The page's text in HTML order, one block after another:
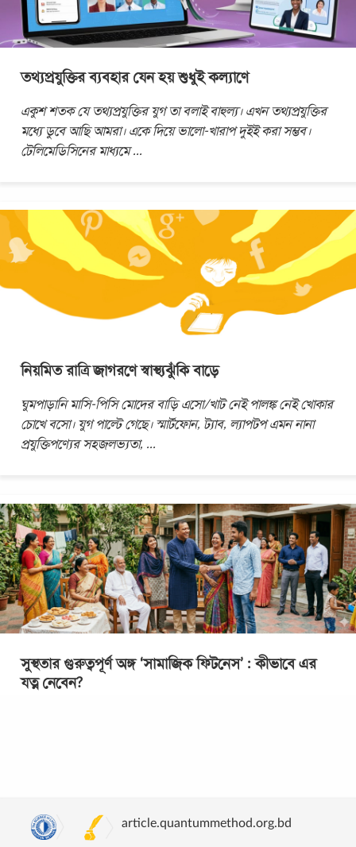
তথ্যপ্রযুক্তির ব্যবহার যেন হয় শুধুই কল্যাণে
একুশ শতক যে তথ্যপ্রযুক্তির যুগ তা বলাই বাহুল্য। এখন তথ্যপ্রযুক্তির
মধ্যে ডুবে আছি আমরা। একে দিয়ে ভালো-খারাপ দুইই করা সম্ভব।
টেলিমেডিসিনের মাধ্যমে...
নিয়মিত রাত্রি জাগরণে স্বাস্থ্যঝুঁকি বাড়ে
ঘুমপাড়ানি মাসি-পিসি মোদের বাড়ি এসো/খাট নেই পালঙ্ক নেই খোকার
চোখে বসো। যুগ পাল্টে গেছে। স্মার্টফোন, ট্যাব, ল্যাপটপ এমন নানা
প্রযুক্তিপণ্যের সহজলভ্যতা, ...
সুস্থতার গুরুত্বপূর্ণ অঙ্গ ‘সামাজিক ফিটনেস’ : কীভাবে এর
যত্ন নেবেন?
article.quantummethod.org.bd